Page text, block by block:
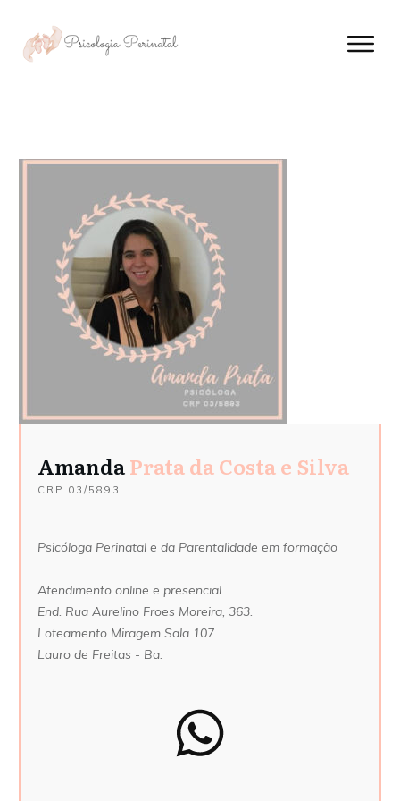
AmandaPrata da Costa e Silva
CRP 03/5893
Psicóloga Perinatal e da Parentalidade em formação
Atendimento online e presencial
End. Rua Aurelino Froes Moreira, 363.
Loteamento Miragem Sala 107.
Lauro de Freitas - Ba.